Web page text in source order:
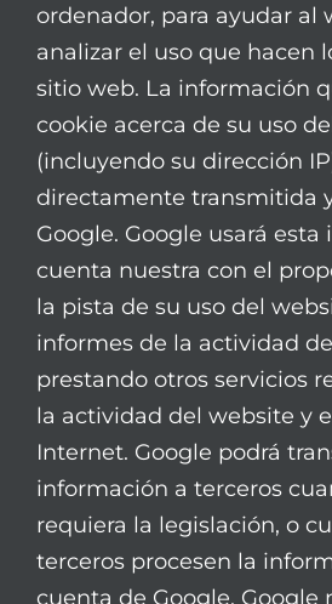
ordenador, para ayudar al
analizar el uso que hacen
sitio web. La información
cookie acerca de su uso
(incluyendo su dirección
directamente transmitida
Google. Google usará
cuenta nuestra con el
la pista de su uso del
informes de la actividad
prestando otros servicios
la actividad del website y
Internet. Google podrá
información a terceros
requiera la legislación, o
terceros procesen la
cuenta de Google. Google